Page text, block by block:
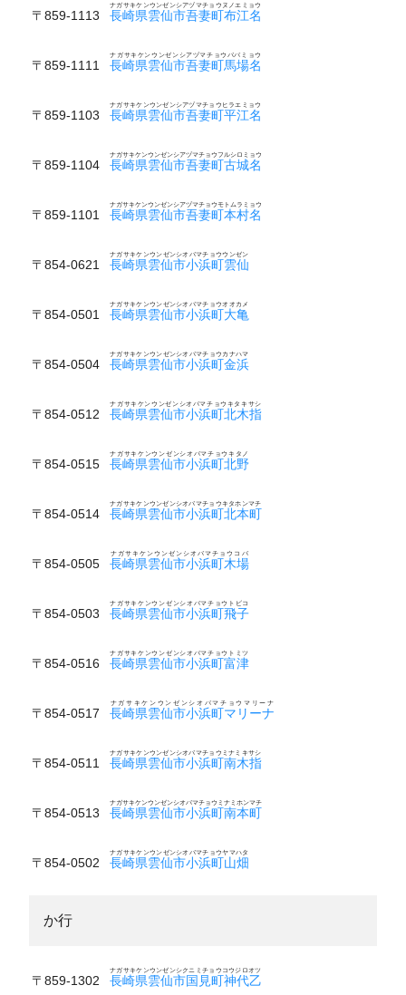
〒859-1113 長崎県雲仙市吾妻町布江名
ナガサキケンウンゼンシアヅマチョウヌノエミョウ
〒859-1111 長崎県雲仙市吾妻町馬場名
ナガサキケンウンゼンシアヅマチョウババミョウ
〒859-1103 長崎県雲仙市吾妻町平江名
ナガサキケンウンゼンシアヅマチョウヒラエミョウ
〒859-1104 長崎県雲仙市吾妻町古城名
ナガサキケンウンゼンシアヅマチョウフルシロミョウ
〒859-1101 長崎県雲仙市吾妻町本村名
ナガサキケンウンゼンシアヅマチョウモトムラミョウ
〒854-0621 長崎県雲仙市小浜町雲仙
ナガサキケンウンゼンシオバマチョウウンゼン
〒854-0501 長崎県雲仙市小浜町大亀
ナガサキケンウンゼンシオバマチョウオオカメ
〒854-0504 長崎県雲仙市小浜町金浜
ナガサキケンウンゼンシオバマチョウカナハマ
〒854-0512 長崎県雲仙市小浜町北木指
ナガサキケンウンゼンシオバマチョウキタキサシ
〒854-0515 長崎県雲仙市小浜町北野
ナガサキケンウンゼンシオバマチョウキタノ
〒854-0514 長崎県雲仙市小浜町北本町
ナガサキケンウンゼンシオバマチョウキタホンマチ
〒854-0505 長崎県雲仙市小浜町木場
ナガサキケンウンゼンシオバマチョウコバ
〒854-0503 長崎県雲仙市小浜町飛子
ナガサキケンウンゼンシオバマチョウトビコ
〒854-0516 長崎県雲仙市小浜町富津
ナガサキケンウンゼンシオバマチョウトミツ
〒854-0517 長崎県雲仙市小浜町マリーナ
ナガサキケンウンゼンシオバマチョウマリーナ
〒854-0511 長崎県雲仙市小浜町南木指
ナガサキケンウンゼンシオバマチョウミナミキサシ
〒854-0513 長崎県雲仙市小浜町南本町
ナガサキケンウンゼンシオバマチョウミナミホンマチ
〒854-0502 長崎県雲仙市小浜町山畑
ナガサキケンウンゼンシオバマチョウヤマハタ
か行
〒859-1302 長崎県雲仙市国見町神代乙
ナガサキケンウンゼンシクニミチョウコウジロオツ